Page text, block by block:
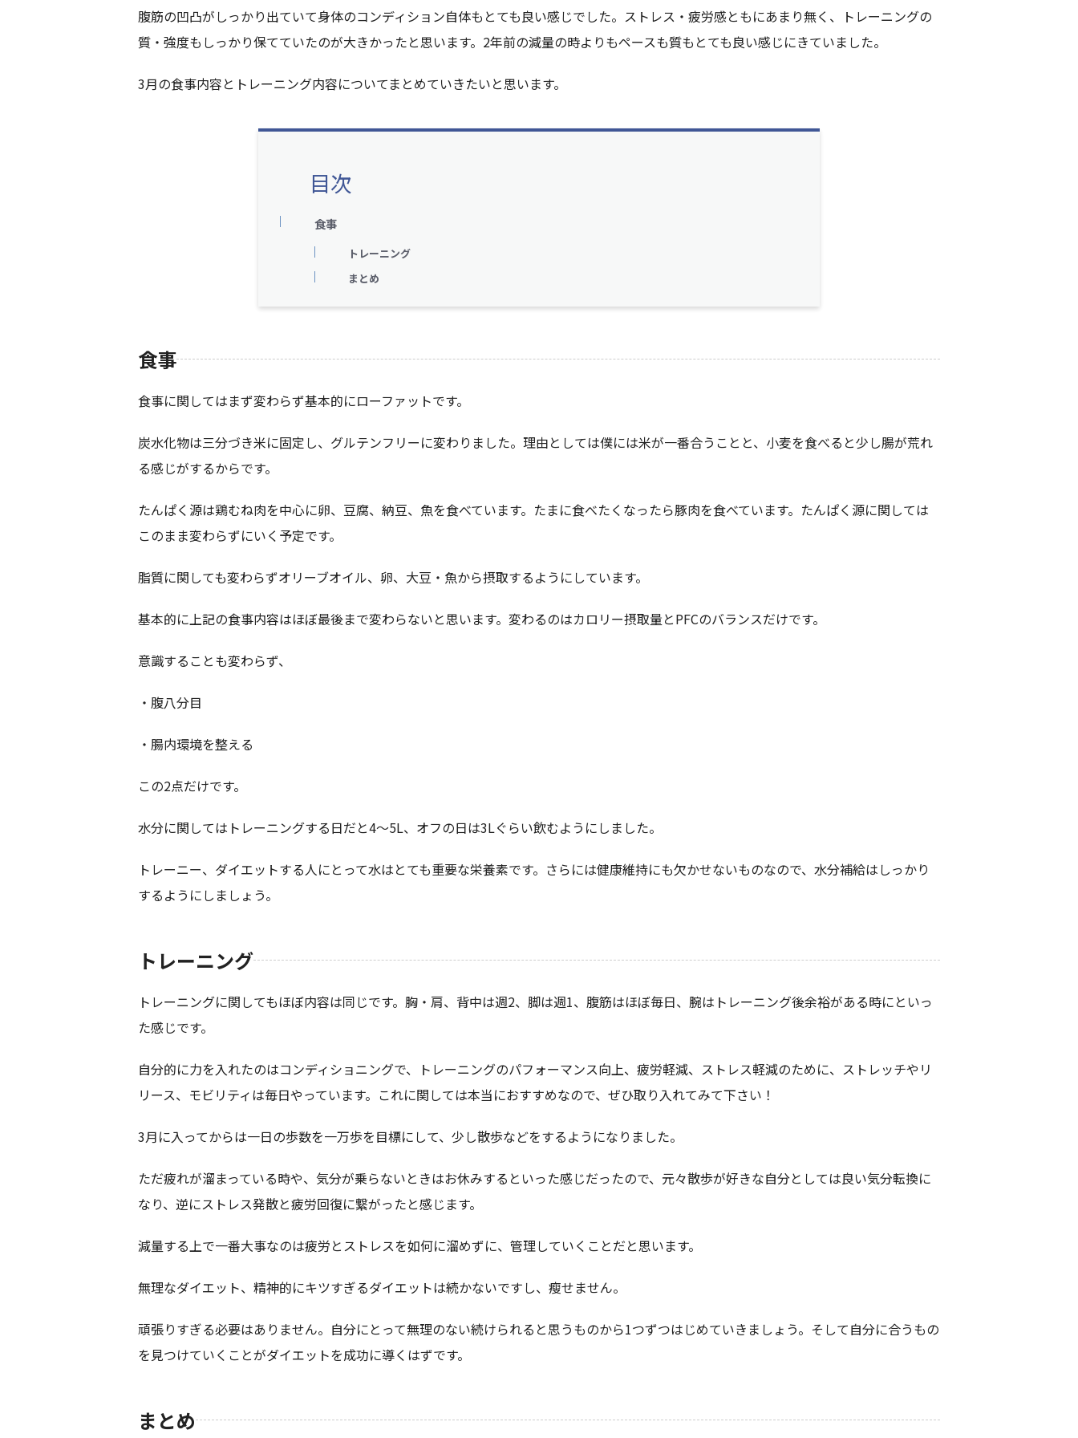
腹筋の凹凸がしっかり出ていて身体のコンディション自体もとても良い感じでした。ストレス・疲労感ともにあまり無く、トレーニングの
質・強度もしっかり保てていたのが大きかったと思います。2年前の減量の時よりもペースも質もとても良い感じにきていました。
3月の食事内容とトレーニング内容についてまとめていきたいと思います。
目次
食事
トレーニング
まとめ
食事
食事に関してはまず変わらず基本的にローファットです。
炭水化物は三分づき米に固定し、グルテンフリーに変わりました。理由としては僕には米が一番合うことと、小麦を食べると少し腸が荒れ
る感じがするからです。
たんぱく源は鶏むね肉を中心に卵、豆腐、納豆、魚を食べています。たまに食べたくなったら豚肉を食べています。たんぱく源に関しては
このまま変わらずにいく予定です。
脂質に関しても変わらずオリーブオイル、卵、大豆・魚から摂取するようにしています。
基本的に上記の食事内容はほぼ最後まで変わらないと思います。変わるのはカロリー摂取量とPFCのバランスだけです。
意識することも変わらず、
・腹八分目
・腸内環境を整える
この2点だけです。
水分に関してはトレーニングする日だと4～5L、オフの日は3Lぐらい飲むようにしました。
トレーニー、ダイエットする人にとって水はとても重要な栄養素です。さらには健康維持にも欠かせないものなので、水分補給はしっかり
するようにしましょう。
トレーニング
トレーニングに関してもほぼ内容は同じです。胸・肩、背中は週2、脚は週1、腹筋はほぼ毎日、腕はトレーニング後余裕がある時にといっ
た感じです。
自分的に力を入れたのはコンディショニングで、トレーニングのパフォーマンス向上、疲労軽減、ストレス軽減のために、ストレッチやリ
リース、モビリティは毎日やっています。これに関しては本当におすすめなので、ぜひ取り入れてみて下さい！
3月に入ってからは一日の歩数を一万歩を目標にして、少し散歩などをするようになりました。
ただ疲れが溜まっている時や、気分が乗らないときはお休みするといった感じだったので、元々散歩が好きな自分としては良い気分転換に
なり、逆にストレス発散と疲労回復に繋がったと感じます。
減量する上で一番大事なのは疲労とストレスを如何に溜めずに、管理していくことだと思います。
無理なダイエット、精神的にキツすぎるダイエットは続かないですし、瘦せません。
頑張りすぎる必要はありません。自分にとって無理のない続けられると思うものから1つずつはじめていきましょう。そして自分に合うもの
を見つけていくことがダイエットを成功に導くはずです。
まとめ